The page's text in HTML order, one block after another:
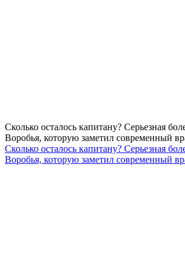
Сколько осталось капитану? Серьезная
Воробья, которую заметил современный
Сколько осталось капитану? Серьезная
Воробья, которую заметил современный